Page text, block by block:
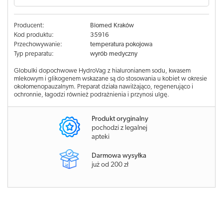
Producent:
Biomed Kraków
Kod produktu:
35916
Przechowywanie:
temperatura pokojowa
Typ preparatu:
wyrób medyczny
Globulki dopochwowe HydroVag z hialuronianem sodu, kwasem
mlekowym i glikogenem wskazane są do stosowania u kobiet w okresie
okołomenopauzalnym. Preparat działa nawilżająco, regenerująco i
ochronnie, łagodzi również podrażnienia i przynosi ulgę.
Produkt oryginalny
pochodzi z legalnej
apteki
Darmowa wysyłka
już od 200 zł